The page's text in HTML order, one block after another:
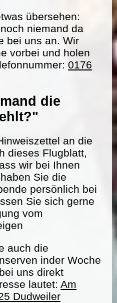
übersehen:
niemand da
bei uns an. Wir
vorbei und holen
0176
die
an die
dieses Flugblatt,
wir bei Ihnen
Sie die
persönlich bei
Sie sich gerne
vom
auch die
inder Woche
uns direkt
lautet: Am
Dudweiler